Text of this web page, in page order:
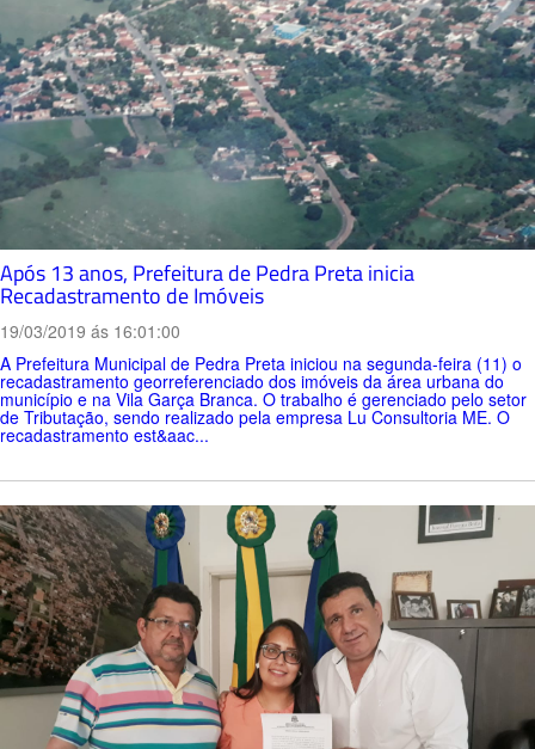
Após 13 anos, Prefeitura de Pedra Preta inicia
Recadastramento de Imóveis
19/03/2019 ás 16:01:00
A Prefeitura Municipal de Pedra Preta iniciou na segunda-feira (11) o
recadastramento georreferenciado dos imóveis da área urbana do
município e na Vila Garça Branca. O trabalho é gerenciado pelo setor
de Tributação, sendo realizado pela empresa Lu Consultoria ME. O
recadastramento est&aac...